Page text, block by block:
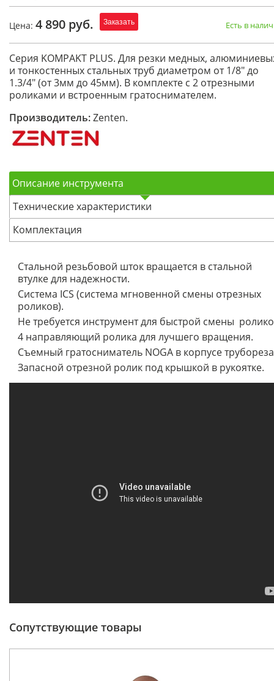
Цена: 4 890 руб. Заказать Есть в
Серия KOMPAKT PLUS. Для резки медных,
и тонкостенных стальных труб диаметром от 1/8" до
1.3/4" (от 3мм до 45мм). В комплекте с 2 отрезными
роликами и встроенным гратоснимателем.
Производитель:Zenten.
Описание инструмента
Технические характеристики
Комплектация
Стальной резьбовой шток вращается в стальной
втулке для надежности.
Система ICS (система мгновенной смены отрезных
роликов).
Не требуется инструмент для быстрой смены
4 направляющий ролика для лучшего вращения.
Съемный гратосниматель NOGA в корпусе
Запасной отрезной ролик под крышкой в рукоятке.
Сопутствующие товары